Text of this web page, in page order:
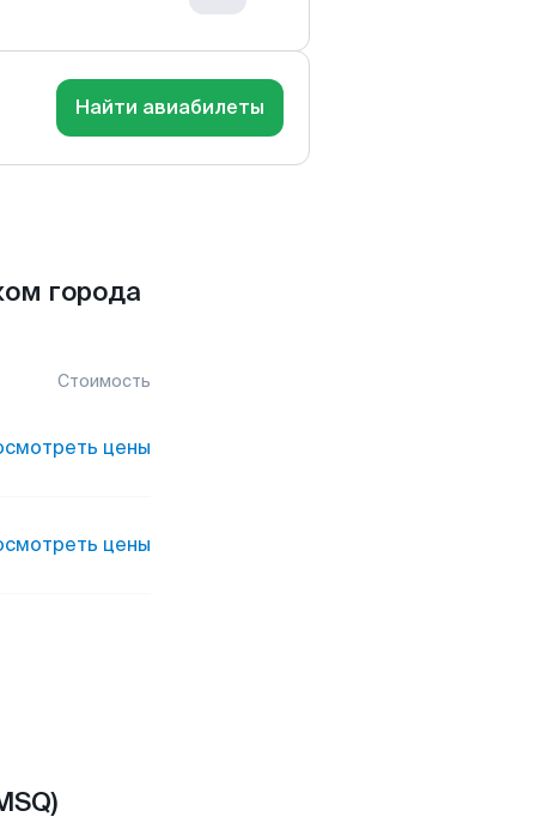
Найти авиабилеты
города
Стоимость
цены
цены